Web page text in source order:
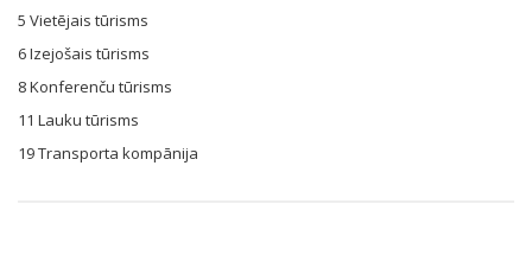
5 Vietējais tūrisms
6 Izejošais tūrisms
8 Konferenču tūrisms
11 Lauku tūrisms
19 Transporta kompānija